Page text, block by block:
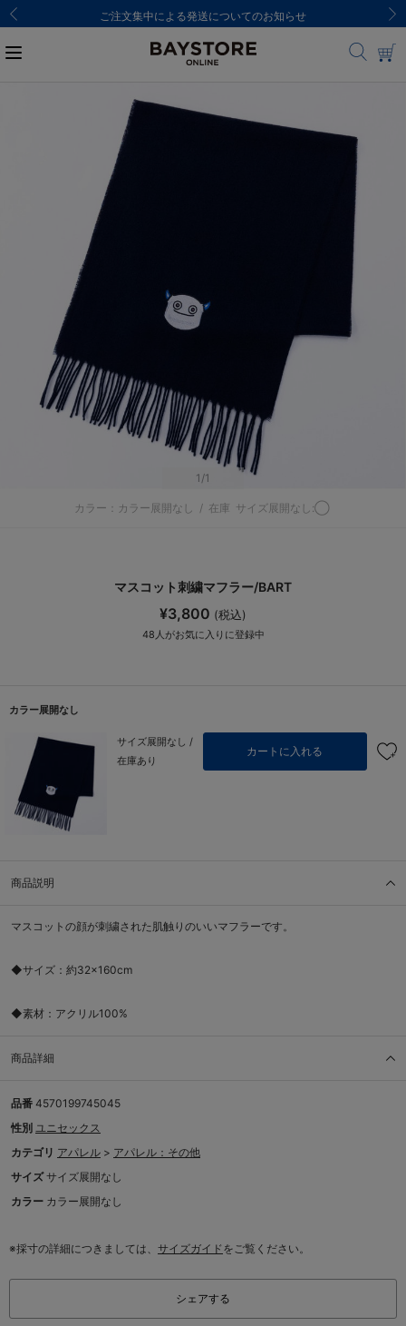
ご注文集中による発送についてのお知らせ
1 /1
カラー：カラー展開なし / 在庫 サイズ展開なし:◯
マスコット刺繍マフラー/BART
¥3,800 (税込)
48 人がお気に入りに登録中
カラー展開なし
サイズ展開なし /
在庫あり
カートに入れる
商品説明
マスコットの顔が刺繍された肌触りのいいマフラーです。
◆サイズ：約32×160cm
◆素材：アクリル100%
商品詳細
品番 4570199745045
性別 ユニセックス
カテゴリ アパレル > アパレル：その他
サイズ サイズ展開なし
カラー カラー展開なし
※採寸の詳細につきましては、 サイズガイドをご覧ください。
シェアする